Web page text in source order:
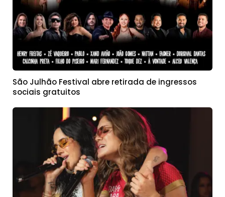
São Julhão Festival abre retirada de ingressos
sociais gratuitos